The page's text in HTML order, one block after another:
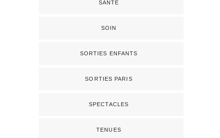
SANTÉ
SOIN
SORTIES ENFANTS
SORTIES PARIS
SPECTACLES
TENUES